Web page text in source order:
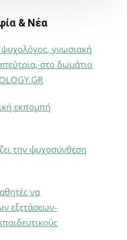
& Νέα
γνωσιακή
στο δωμάτιο
εκπομπή
την ψυχοσύνθεση
να
εξετάσεων-